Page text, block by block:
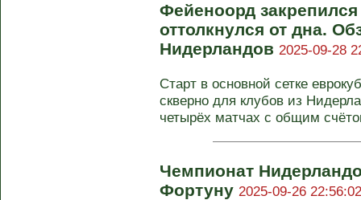
Фейеноорд
оттолкнулся от дна.
Нидерландов 2025-09-28
Старт в основной сетке
скверно для клубов из
четырёх матчах с общим
Чемпионат
Фортуну 2025-09-26 22:56:02